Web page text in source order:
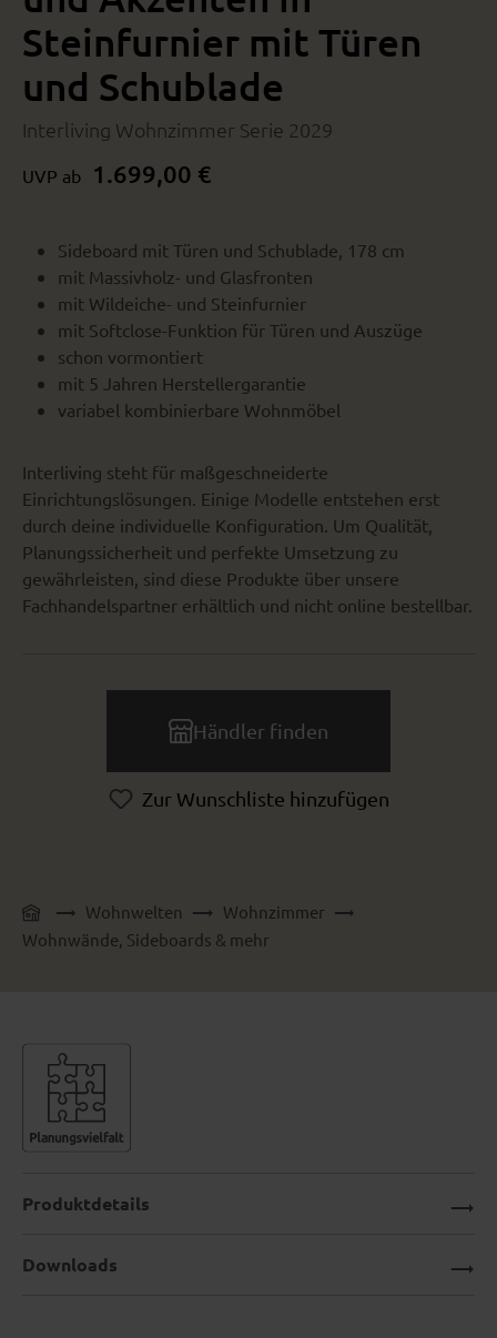
Steinfurnier mit Türen
und Schublade
Interliving Wohnzimmer Serie 2029
UVP ab 1.699,00 €
Sideboard mit Türen und Schublade, 178 cm
mit Massivholz- und Glasfronten
mit Wildeiche- und Steinfurnier
mit Softclose-Funktion für Türen und Auszüge
schon vormontiert
mit 5 Jahren Herstellergarantie
variabel kombinierbare Wohnmöbel
Interliving steht für maßgeschneiderte
Einrichtungslösungen. Einige Modelle entstehen erst
durch deine individuelle Konfiguration. Um Qualität,
Planungssicherheit und perfekte Umsetzung zu
gewährleisten, sind diese Produkte über unsere
Fachhandelspartner erhältlich und nicht online bestellbar.
Händler finden
Zur Wunschliste hinzufügen
Wohnwelten
Wohnzimmer
Wohnwände, Sideboards & mehr
Produktdetails
Downloads